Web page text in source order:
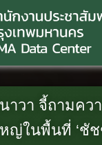
าวา จี้ถามคว
ญ่ในพื้นที่ ‘ชั